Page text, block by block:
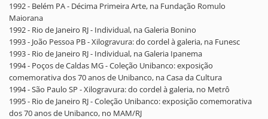
1992 - Belém PA - Décima Primeira Arte, na Fundação Romulo
Maiorana
1992 - Rio de Janeiro RJ - Individual, na Galeria Bonino
1993 - João Pessoa PB - Xilogravura: do cordel à galeria, na Funesc
1993 - Rio de Janeiro RJ - Individual, na Galeria Ipanema
1994 - Poços de Caldas MG - Coleção Unibanco: exposição
comemorativa dos 70 anos de Unibanco, na Casa da Cultura
1994 - São Paulo SP - Xilogravura: do cordel à galeria, no Metrô
1995 - Rio de Janeiro RJ - Coleção Unibanco: exposição comemorativa
dos 70 anos de Unibanco, no MAM/RJ